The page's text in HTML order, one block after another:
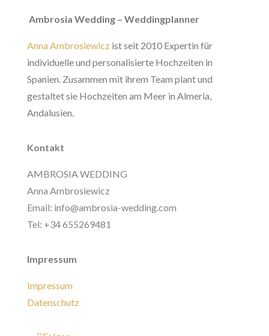
Ambrosia Wedding – Weddingplanner
Anna Ambrosiewicz ist seit 2010 Expertin für
individuelle und personalisierte Hochzeiten in
Spanien. Zusammen mit ihrem Team plant und
gestaltet sie Hochzeiten am Meer in Almeria,
Andalusien.
Kontakt
AMBROSIA WEDDING
Anna Ambrosiewicz
Email: info@ambrosia-wedding.com
Tel: +34 655269481
Impressum
Impressum
Datenschutz